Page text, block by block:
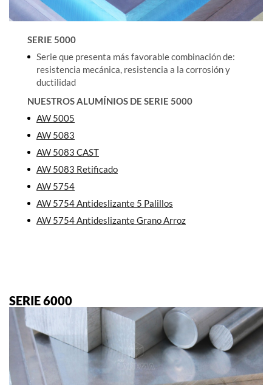
SERIE 5000
Serie que presenta más favorable combinación de:
resistencia mecánica, resistencia a la corrosión y
ductilidad
NUESTROS ALUMÍNIOS DE SERIE 5000
AW 5005
AW 5083
AW 5083 CAST
AW 5083 Retificado
AW 5754
AW 5754 Antideslizante 5 Palillos
AW 5754 Antideslizante Grano Arroz
SERIE 6000